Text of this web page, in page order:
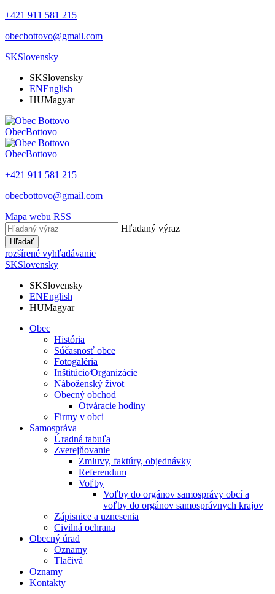
+421 911 581 215
obecbottovo@gmail.com
SKSlovensky
SKSlovensky
ENEnglish
HUMagyar
ObecBottovo
ObecBottovo
+421 911 581 215
obecbottovo@gmail.com
Mapa webu RSS
Hľadaný výraz
Hľadať
rozšírené vyhľadávanie
SKSlovensky
SKSlovensky
ENEnglish
HUMagyar
Obec
História
Súčasnosť obce
Fotogaléria
Inštitúcie⁄Organizácie
Náboženský život
Obecný obchod
Otváracie hodiny
Firmy v obci
Samospráva
Úradná tabuľa
Zverejňovanie
Zmluvy, faktúry, objednávky
Referendum
Voľby
Voľby do orgánov samosprávy obcí a
voľby do orgánov samosprávnych krajov
Zápisnice a uznesenia
Civilná ochrana
Obecný úrad
Oznamy
Tlačivá
Oznamy
Kontakty